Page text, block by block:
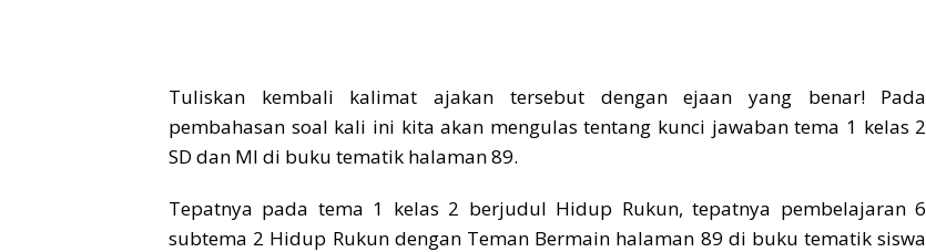
Tuliskan kembali kalimat ajakan tersebut dengan ejaan yang benar! Pada
pembahasan soal kali ini kita akan mengulas tentang kunci jawaban tema 1 kelas 2
SD dan MI di buku tematik halaman 89.
Tepatnya pada tema 1 kelas 2 berjudul Hidup Rukun, tepatnya pembelajaran 6
subtema 2 Hidup Rukun dengan Teman Bermain halaman 89 di buku tematik siswa